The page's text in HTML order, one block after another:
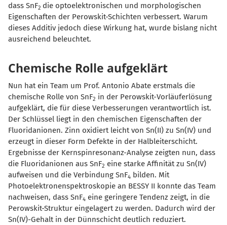
dass SnF2 die optoelektronischen und morphologischen
Eigenschaften der Perowskit-Schichten verbessert. Warum
dieses Additiv jedoch diese Wirkung hat, wurde bislang nicht
ausreichend beleuchtet.
Chemische Rolle aufgeklärt
Nun hat ein Team um Prof. Antonio Abate erstmals die
chemische Rolle von SnF2 in der Perowskit-Vorläuferlösung
aufgeklärt, die für diese Verbesserungen verantwortlich ist.
Der Schlüssel liegt in den chemischen Eigenschaften der
Fluoridanionen. Zinn oxidiert leicht von Sn(II) zu Sn(IV) und
erzeugt in dieser Form Defekte in der Halbleiterschicht.
Ergebnisse der Kernspinresonanz-Analyse zeigten nun, dass
die Fluoridanionen aus SnF2 eine starke Affinität zu Sn(IV)
aufweisen und die Verbindung SnF4 bilden. Mit
Photoelektronenspektroskopie an BESSY II konnte das Team
nachweisen, dass SnF4 eine geringere Tendenz zeigt, in die
Perowskit-Struktur eingelagert zu werden. Dadurch wird der
Sn(IV)-Gehalt in der Dünnschicht deutlich reduziert.